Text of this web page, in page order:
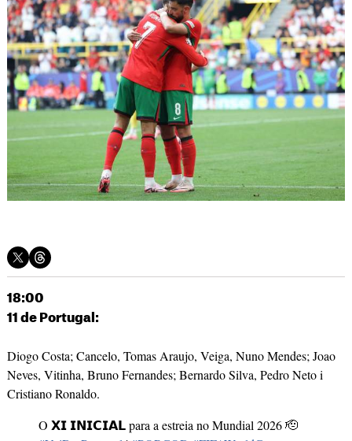
18:00
11 de Portugal:
Diogo Costa; Cancelo, Tomas Araujo, Veiga, Nuno Mendes; Joao
Neves, Vitinha, Bruno Fernandes; Bernardo Silva, Pedro Neto i
Cristiano Ronaldo.
O 𝗫𝗜 𝗜𝗡𝗜𝗖𝗜𝗔𝗟 para a estreia no Mundial 2026 🫡